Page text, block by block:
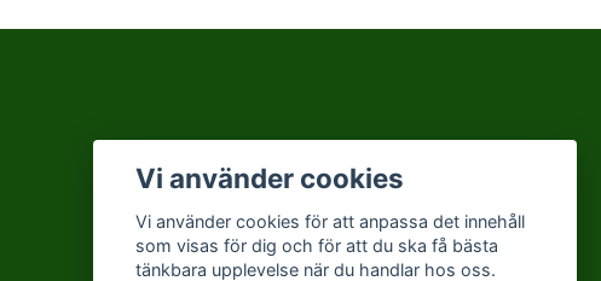
Vi använder cookies
Vi använder cookies för att anpassa det innehåll
som visas för dig och för att du ska få bästa
tänkbara upplevelse när du handlar hos oss.